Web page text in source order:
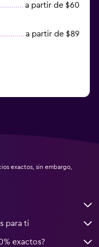
a partir de $60
a partir de $89
exactos, sin embargo,
para ti
exactos?